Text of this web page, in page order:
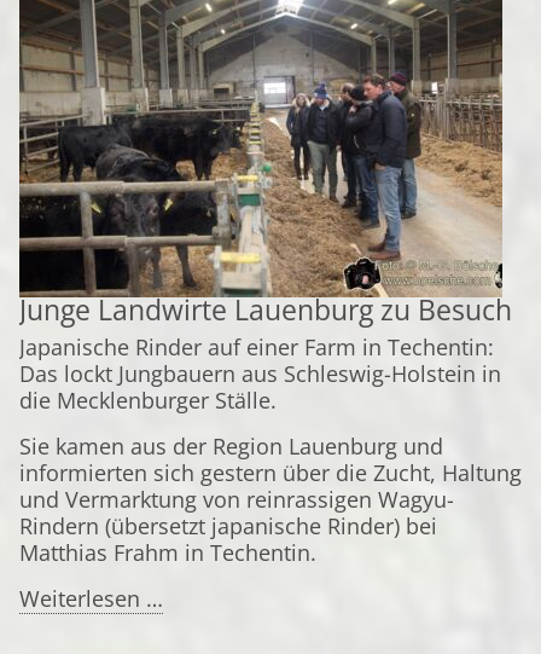
Junge Landwirte Lauenburg zu Besuch
Japanische Rinder auf einer Farm in Techentin:
Das lockt Jungbauern aus Schleswig-Holstein in
die Mecklenburger Ställe.
Sie kamen aus der Region Lauenburg und
informierten sich gestern über die Zucht, Haltung
und Vermarktung von reinrassigen Wagyu-
Rindern (übersetzt japanische Rinder) bei
Matthias Frahm in Techentin.
Weiterlesen …
Landwirte